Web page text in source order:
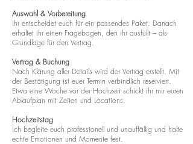
Auswahl & Vorbereitung
Ihr entscheidet euch für ein passendes Paket. Danach
erhaltet ihr einen Fragebogen, den ihr ausfüllt – als
Grundlage für den Vertrag.
Vertrag & Buchung
Nach Klärung aller Details wird der Vertrag erstellt. Mit
der Bestätigung ist euer Termin verbindlich reserviert.
Etwa eine Woche vor der Hochzeit schickt ihr mir euren
Ablaufplan mit Zeiten und Locations.
Hochzeitstag
Ich begleite euch professionell und unauffällig und halte
echte Emotionen und Momente fest.